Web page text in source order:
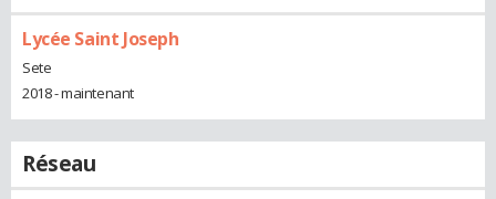
Lycée Saint Joseph
Sete
2018 - maintenant
Réseau